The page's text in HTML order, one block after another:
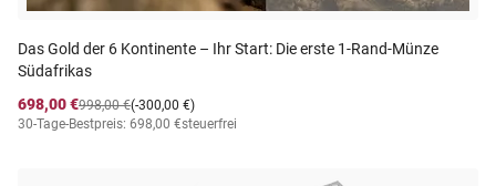
Das Gold der 6 Kontinente – Ihr Start: Die erste 1-Rand-Münze
Südafrikas
698,00 €
(-300,00 €)
998,00 €
30-Tage-Bestpreis: 698,00 €steuerfrei